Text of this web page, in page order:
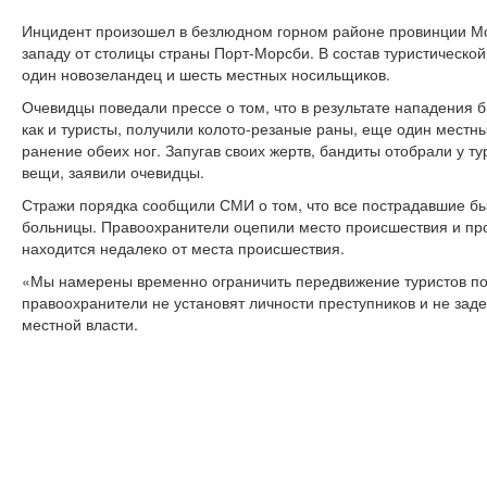
Инцидент произошел в безлюдном горном районе провинции
западу от столицы страны Порт-Морсби. В состав
один новозеландец и шесть местных носильщиков.
Очевидцы поведали прессе о том, что в результате
как и туристы, получили колото-резаные раны, еще один
ранение обеих ног. Запугав своих жертв, бандиты отобрали у
вещи, заявили очевидцы.
Стражи порядка сообщили СМИ о том, что все пострадавшие
больницы. Правоохранители оцепили место происшествия и
находится недалеко от места происшествия.
«Мы намерены временно ограничить передвижение туристов
правоохранители не установят личности преступников и не
местной власти.